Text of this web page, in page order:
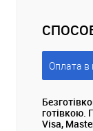
Оплата в
готівкою.
Visa,